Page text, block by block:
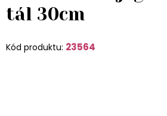
tál 30cm
Kód produktu: 23564